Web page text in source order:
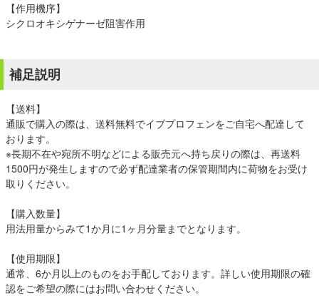
【作用機序】
シクロオキシゲナーゼ阻害作用
補足説明
【送料】
通販で購入の際は、送料無料でイブプロフェンをご自宅へ配達して
おります。
※長期不在や宛所不明などによる販売元へ持ち戻りの際は、再送料
1500円が発生しますので必ず配達業者の保管期間内に荷物をお受け
取りください。
【購入数量】
用法用量からみて1か月に1ヶ月分量までとなります。
【使用期限】
通常、6か月以上のものをお手配しております。詳しい使用期限の確
認をご希望の際にはお問い合わせください。